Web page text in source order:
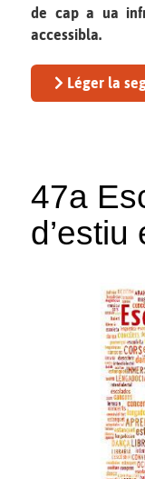
de cap a ua
accessibla.
Léger la
47a